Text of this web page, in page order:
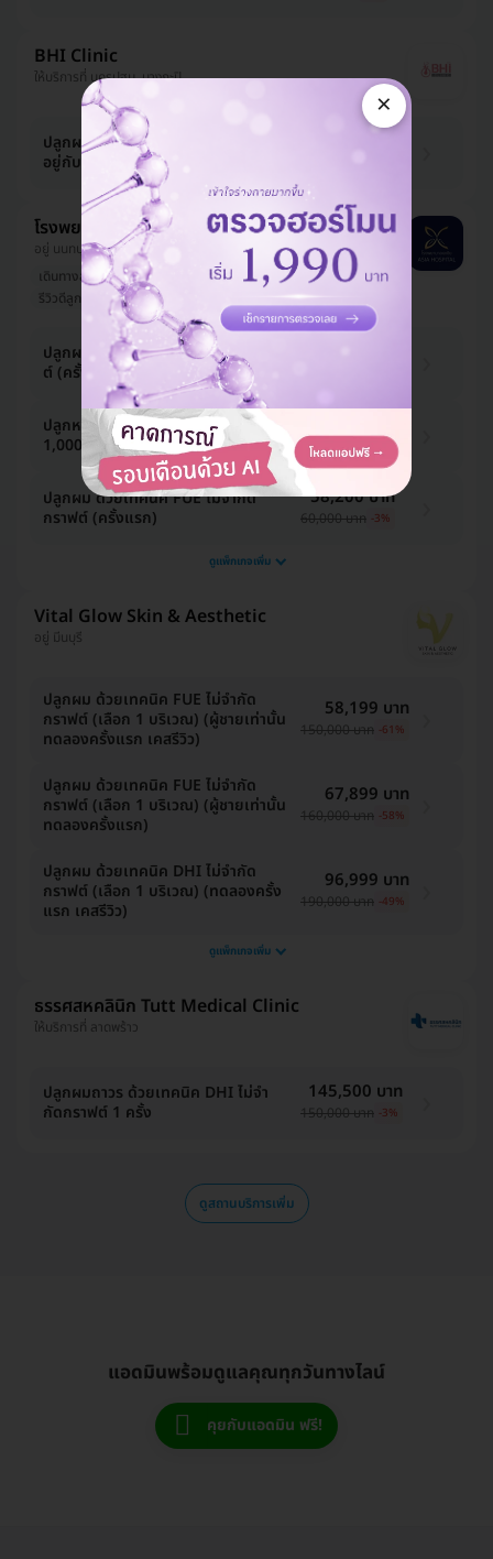
BHI Clinic
ให้บริการที่ นครปฐม, บางกะปิ
ปลูกผมเทคนิค FUE จำนวนกราฟต์ขึ้น
อยู่กับแพทย์ประเมิน
โรงพยาบาลเอเซีย
อยู่ นนทบุรี, ใกล้ แกรนด์โฮม สาขารัตนาธิเบศร์
เดินทางสะดวก
ไม่ Upsell
คนดังเป็นลูกค้า
รีวิวดีลูกค้ารัก
มีแพทย์ประจำคลินิก
ปลูกผม ด้วยเทคนิค FUE 1,000 กราฟ
ต์ (ครั้งแรก)
ปลูกหนวด ด้วยเทคนิค FUE 800-
1,000 กราฟต์ (ครั้งแรก)
49,000 บาท
ปลูกผม ด้วยเทคนิค FUE ไม่จำกัด
กราฟต์ (ครั้งแรก)
58,200 บาท
60,000 บาท -3%
ดูแพ็กเกจเพิ่ม
Vital Glow Skin & Aesthetic
อยู่ มีนบุรี
ปลูกผม ด้วยเทคนิค FUE ไม่จำกัด
กราฟต์ (เลือก 1 บริเวณ) (ผู้ชายเท่านั้น
ทดลองครั้งแรก เคสรีวิว)
58,199 บาท
150,000 บาท -61%
ปลูกผม ด้วยเทคนิค FUE ไม่จำกัด
กราฟต์ (เลือก 1 บริเวณ) (ผู้ชายเท่านั้น
ทดลองครั้งแรก)
67,899 บาท
160,000 บาท -58%
ปลูกผม ด้วยเทคนิค DHI ไม่จำกัด
กราฟต์ (เลือก 1 บริเวณ) (ทดลองครั้ง
แรก เคสรีวิว)
96,999 บาท
190,000 บาท -49%
ดูแพ็กเกจเพิ่ม
ธรรศสหคลินิก Tutt Medical Clinic
ให้บริการที่ ลาดพร้าว
ปลูกผมถาวร ด้วยเทคนิค DHI ไม่จำ
กัดกราฟต์ 1 ครั้ง
145,500 บาท
150,000 บาท -3%
ดูสถานบริการเพิ่ม
แอดมินพร้อมดูแลคุณทุกวันทางไลน์
คุยกับแอดมิน ฟรี!
×